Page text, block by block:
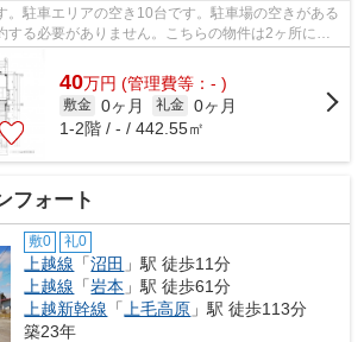
。駐車エリアの空き10台です。駐車場の空きがある
する必要がありません。こちらの物件は2ヶ所にト
40万円 (管理費等：- )
敷金 0ヶ月 礼金 0ヶ月
1-2階 / - / 442.55㎡
フォート
敷0 礼0
上越線 「沼田 」駅 徒歩11分
上越線 「岩本 」駅 徒歩61分
上越新幹線 「 上毛高原 」駅 徒歩113分
築23年